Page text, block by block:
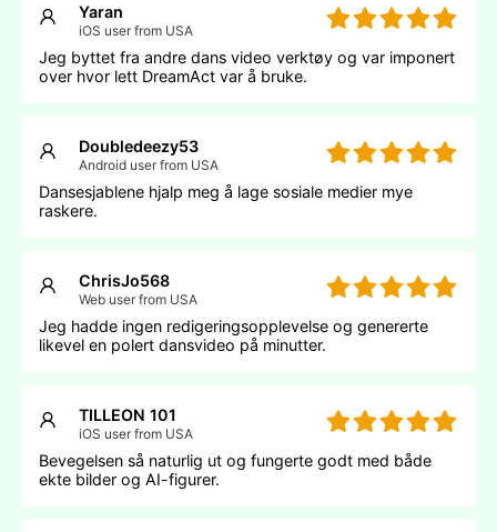
Yaran
iOS user from USA
Jeg byttet fra andre dans video verktøy og var imponert
over hvor lett DreamAct var å bruke.
Doubledeezy53
Android user from USA
Dansesjablene hjalp meg å lage sosiale medier mye
raskere.
ChrisJo568
Web user from USA
Jeg hadde ingen redigeringsopplevelse og genererte
likevel en polert dansvideo på minutter.
TILLEON 101
iOS user from USA
Bevegelsen så naturlig ut og fungerte godt med både
ekte bilder og AI-figurer.